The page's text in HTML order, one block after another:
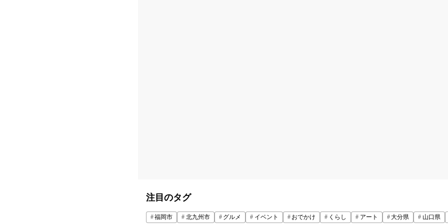
注目のタグ
福岡市 北九州市 グルメ イベント おでかけ くらし アート 大分県 山口県